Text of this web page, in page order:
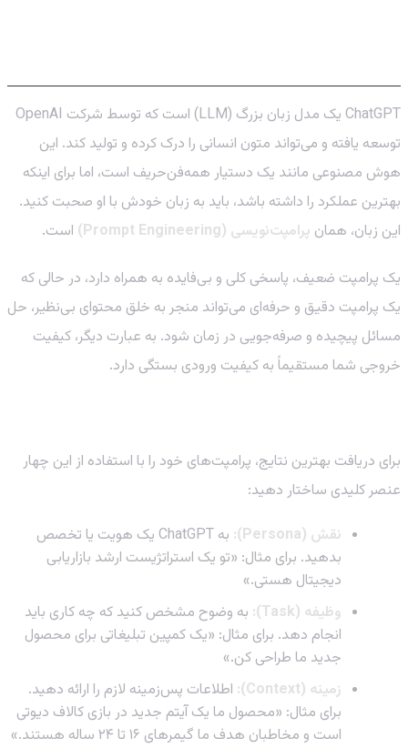
ChatGPT یک مدل زبان بزرگ (LLM) است که توسط شرکت OpenAI
توسعه یافته و می‌تواند متون انسانی را درک کرده و تولید کند. این
هوش مصنوعی مانند یک دستیار همه‌فن‌حریف است، اما برای اینکه
بهترین عملکرد را داشته باشد، باید به زبان خودش با او صحبت کنید.
این زبان، همان پرامپت‌نویسی (Prompt Engineering) است.
یک پرامپت ضعیف، پاسخی کلی و بی‌فایده به همراه دارد، در حالی که
یک پرامپت دقیق و حرفه‌ای می‌تواند منجر به خلق محتوای بی‌نظیر، حل
مسائل پیچیده و صرفه‌جویی در زمان شود. به عبارت دیگر، کیفیت
خروجی شما مستقیماً به کیفیت ورودی بستگی دارد.
برای دریافت بهترین نتایج، پرامپت‌های خود را با استفاده از این چهار
عنصر کلیدی ساختار دهید:
نقش (Persona):
به ChatGPT یک هویت یا تخصص
بدهید. برای مثال: «تو یک استراتژیست ارشد بازاریابی
دیجیتال هستی.»
وظیفه (Task):
به وضوح مشخص کنید که چه کاری باید
انجام دهد. برای مثال: «یک کمپین تبلیغاتی برای محصول
جدید ما طراحی کن.»
زمینه (Context):
اطلاعات پس‌زمینه لازم را ارائه دهید.
برای مثال: «محصول ما یک آیتم جدید در بازی کالاف دیوتی
است و مخاطبان هدف ما گیمرهای ۱۶ تا ۲۴ ساله هستند.»